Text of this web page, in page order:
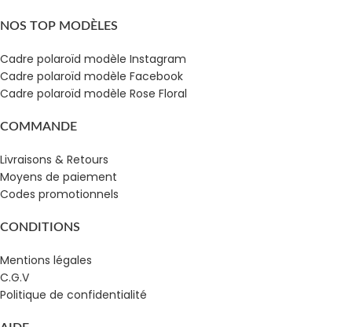
NOS TOP MODÈLES
Cadre polaroïd modèle Instagram
Cadre polaroïd modèle Facebook
Cadre polaroïd modèle Rose Floral
COMMANDE
Livraisons & Retours
Moyens de paiement
Codes promotionnels
CONDITIONS
Mentions légales
C.G.V
Politique de confidentialité